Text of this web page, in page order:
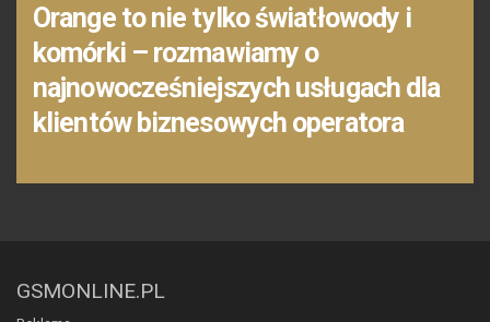
Orange to nie tylko światłowody i
komórki – rozmawiamy o
najnowocześniejszych usługach dla
klientów biznesowych operatora
GSMONLINE.PL